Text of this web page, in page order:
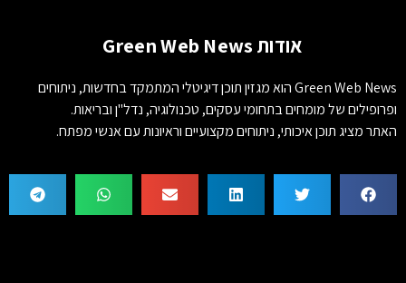
אודות Green Web News
Green Web News הוא מגזין תוכן דיגיטלי המתמקד בחדשות, ניתוחים
ופרופילים של מומחים בתחומי עסקים, טכנולוגיה, נדל"ן ובריאות.
האתר מציג תוכן איכותי, ניתוחים מקצועיים וראיונות עם אנשי מפתח.